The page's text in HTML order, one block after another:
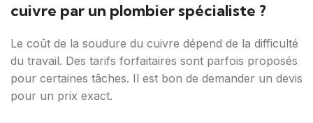
cuivre par un plombier spécialiste ?
Le coût de la soudure du cuivre dépend de la difficulté
du travail. Des tarifs forfaitaires sont parfois proposés
pour certaines tâches. Il est bon de demander un devis
pour un prix exact.